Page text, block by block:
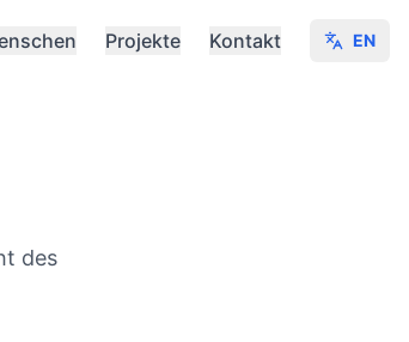
Projekte Kontakt EN
des